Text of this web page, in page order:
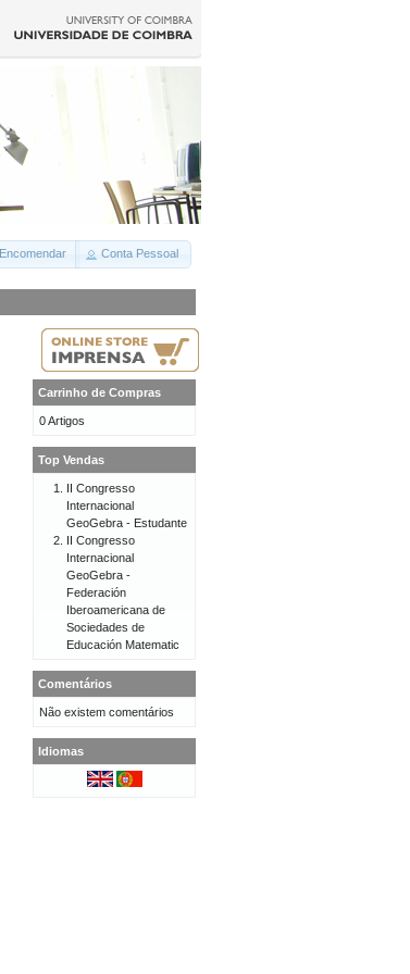
Encomendar Conta Pessoal
Carrinho de Compras
0 Artigos
Top Vendas
II Congresso
Internacional
GeoGebra - Estudante
II Congresso
Internacional
GeoGebra -
Federación
Iberoamericana de
Sociedades de
Educación Matematic
Comentários
Não existem comentários
Idiomas